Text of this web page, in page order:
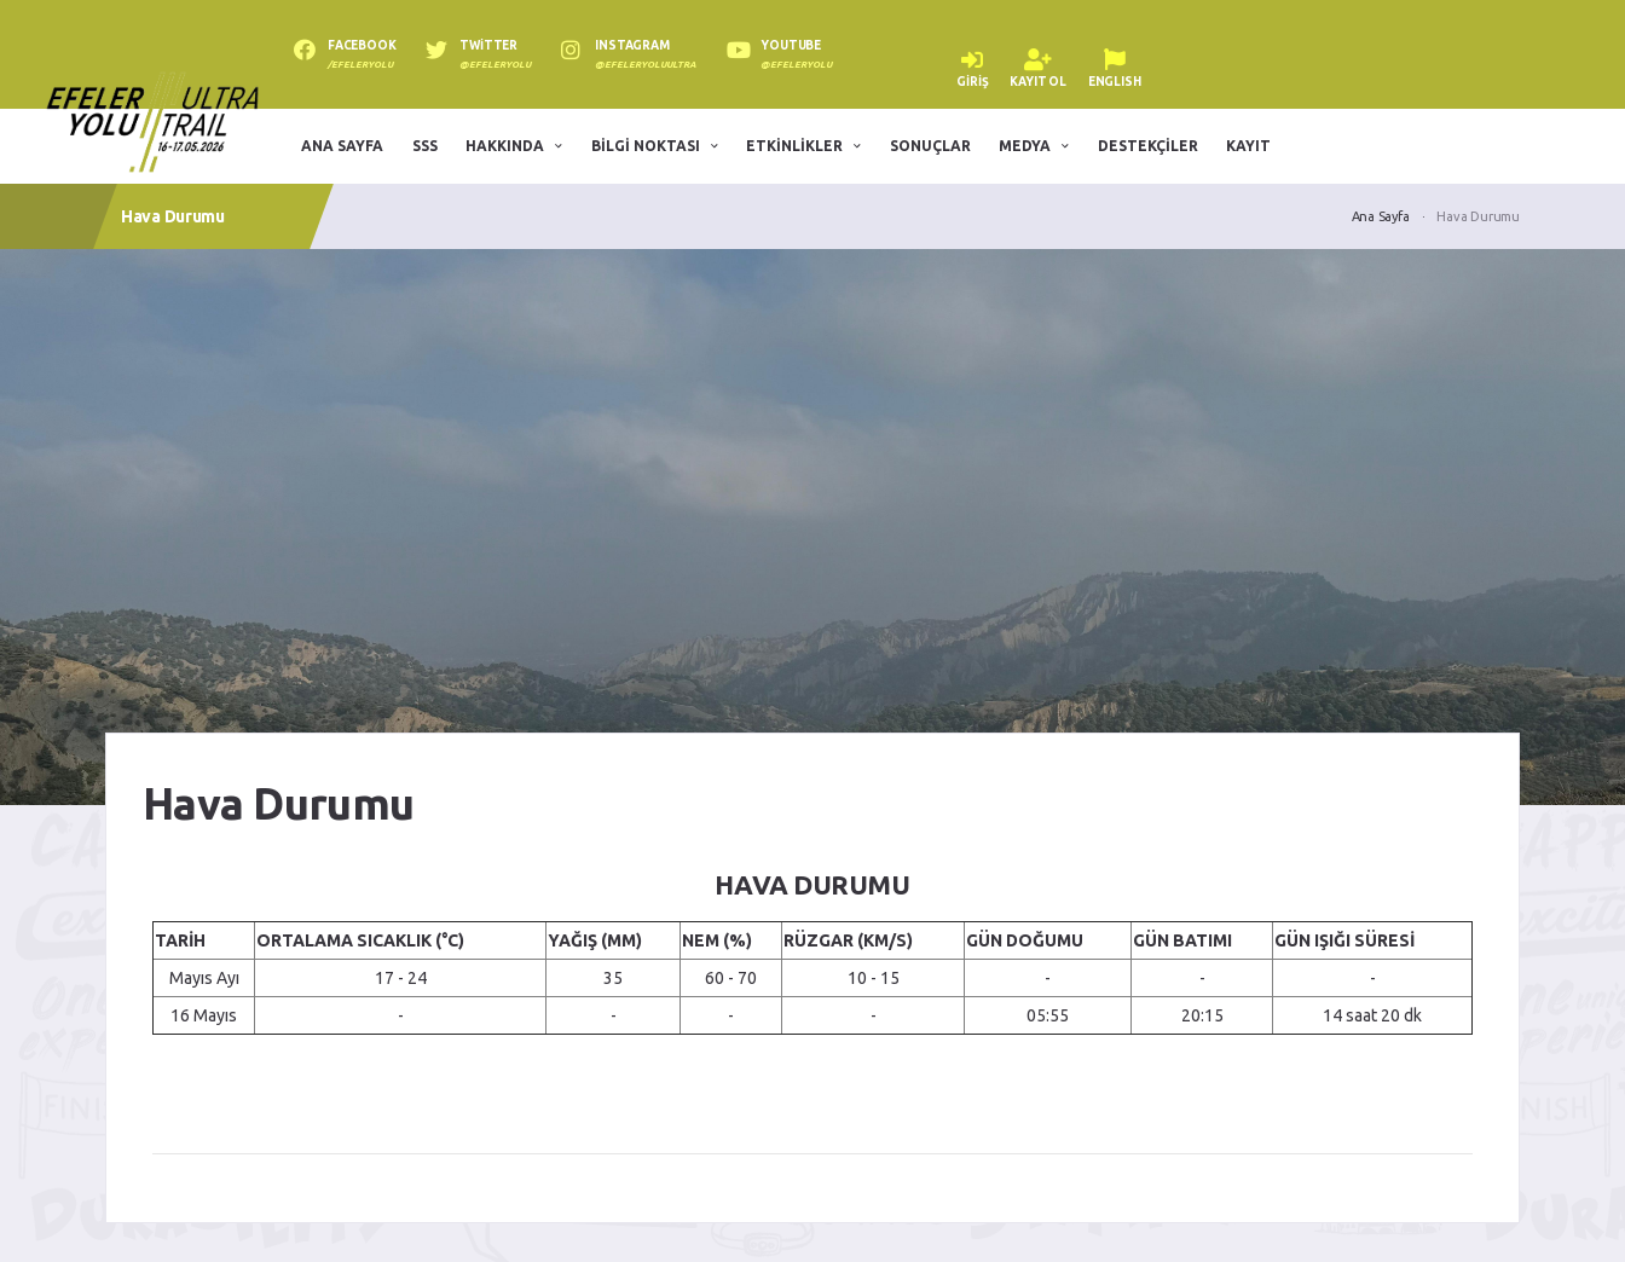
FACEBOOK
/EFELERYOLU
TWITTER
@EFELERYOLU
INSTAGRAM
@EFELERYOLUULTRA
YOUTUBE
@EFELERYOLU
GIRIŞ KAYIT OL ENGLISH
ANA SAYFA SSS HAKKINDA BILGI NOKTASI ETKINLIKLER SONUÇLAR MEDYA DESTEKÇILER KAYIT
Hava Durumu Ana Sayfa Hava Durumu
Hava Durumu
HAVA DURUMU
TARIH ORTALAMA SICAKLIK (°C) YAĞIŞ (MM) NEM (%) RÜZGAR (KM/S) GÜN DOĞUMU GÜN BATIMI
GÜN IŞIĞI SÜRESI
Mayıs Ayı
17 - 24 35 60 - 70 10 - 15 - -
-
16 Mayıs
- - - - 05:55 20:15 14 saat 20 dk